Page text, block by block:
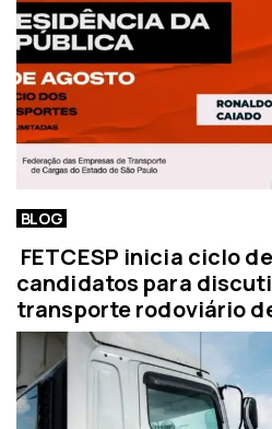
BLOG
FETCESP inicia ciclo
candidatos para
transporte rodoviário